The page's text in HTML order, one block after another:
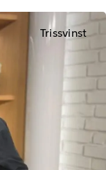
Trissvinst